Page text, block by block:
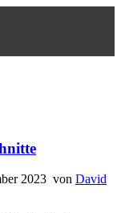
2023 von David